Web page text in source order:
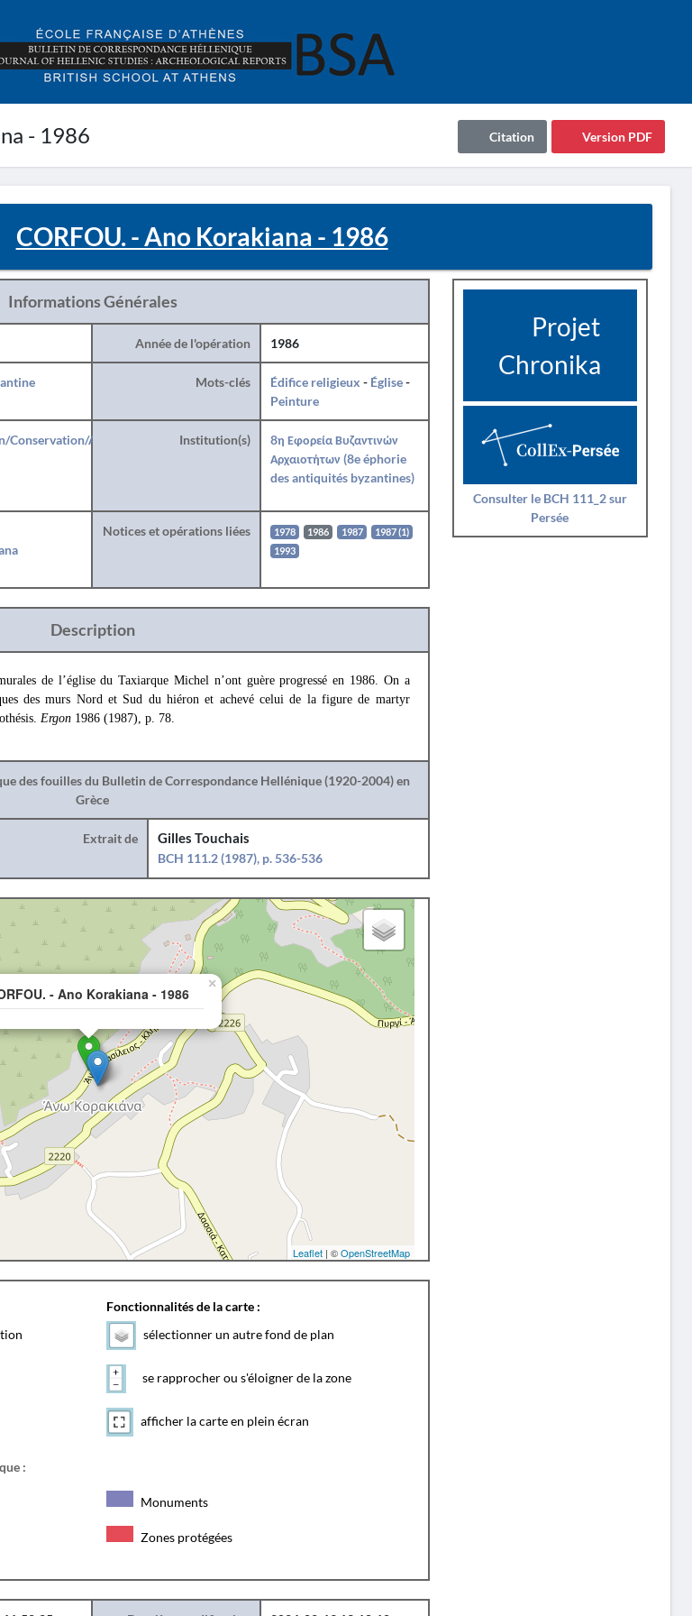
- 1986 Version PDF
Citation
CORFOU. - Ano Korakiana - 1986
Informations Générales
Année de l'opération 1986
Mots-clés Édifice religieux - Église-
Peinture
Conservation/Anastylose Institution(s)
8η Εφορεία Βυζαντινών
Αρχαιοτήτων (8e éphorie
des antiquités byzantines)
Notices et opérations liées 1978 1986 1987
1987 (1)
1993
Description
de l’église du Taxiarque Michel n’ont guère progressé en 1986. On a
des murs Nord et Sud du hiéron et achevé celui de la figure de martyr
Ergon 1986 (1987), p. 78.
des fouilles du Bulletin de Correspondance Hellénique (1920-2004) en
Grèce
Extrait de
Gilles Touchais
BCH 111.2 (1987), p. 536-536
- Ano Korakiana - 1986
×
Leaflet| ©OpenStreetMap
Fonctionnalités de la carte :
sélectionner un autre fond de plan
se rapprocher ou s'éloigner de la zone
afficher la carte en plein écran
:
Monuments
Zones protégées
Projet
Chronika
Consulter le BCH 111_2 sur
Persée